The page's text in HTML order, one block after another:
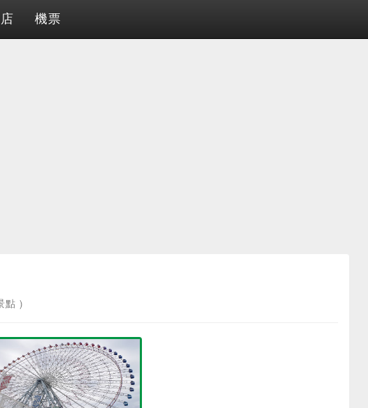
機票
點 )